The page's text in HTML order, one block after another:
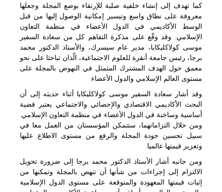
كما تهدف إلى إنشاء خلفية صلبة للإرتقاء بوضع المجلة وجعلها
معروفة على نطاق واسع وتيسير إمكانية الوصول إليها من قبل
الوسط الأكاديمي في الدول الأعضاء في منظمة التعاون
الإسلامي. وقد وقّع على مذكرة التفاهم كل من سعادة السفير
موسى كولاكليكايا، مدير عام سيسرك، والأستاذ الدكتور محمد
برجا، رئيس جامعة أنقرة للعلوم الاجتماعية، الّذان تباحثا على نحو
معمق حول الهدف المشترك المتمثل في النهوض بالمجلة على
مستوى العالم الإسلامي والدول الأعضاء.
وقد أشار سعادة السفير موسى كولاكليكايا أثناء حديثه إلى أن
البحث الأكاديمي الاقتصادي والإحصائي والاجتماعي يعتبر قضية
أساسية وساخنة في الدول الأعضاء في منظمة التعاون الإسلامي.
ومن خلال التزاماتهما، ستتمكن المؤسستان من العمل معا في
سبيل تحسين جودة المجلة والرفع من مستوى الاطلاع عليها
وتعزيز قيمتها عالميا.
ومن جانبه أشار الأستاذ الدكتور محمد برجا إلى ضرورة تحويل
الالتزام إلى إجراءات من شأنها أن تنهض بالمجلة وتمكنها من
إثبات قيمتها المعهودة والمتوقعة على مستوى الدول الإسلامية